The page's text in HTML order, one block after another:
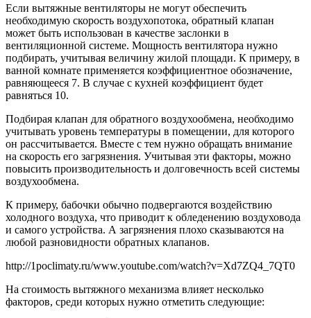
Если вытяжные вентиляторы не могут обеспечить
необходимую скорость воздухопотока, обратный клапан
может быть использован в качестве заслонки в
вентиляционной системе. Мощность вентилятора нужно
подбирать, учитывая величину жилой площади. К примеру, в
ванной комнате применяется коэффициентное обозначение,
равняющееся 7. В случае с кухней коэффициент будет
равняться 10.
Подбирая клапан для обратного воздухообмена, необходимо
учитывать уровень температуры в помещении, для которого
он рассчитывается. Вместе с тем нужно обращать внимание
на скорость его загрязнения. Учитывая эти факторы, можно
повысить производительность и долговечность всей системы
воздухообмена.
К примеру, бабочки обычно подвергаются воздействию
холодного воздуха, что приводит к обледенению воздуховода
и самого устройства. А загрязнения плохо сказываются на
любой разновидности обратных клапанов.
http://1poclimaty.ru/www.youtube.com/watch?v=Xd7ZQ4_7QT0
На стоимость вытяжного механизма влияет несколько
факторов, среди которых нужно отметить следующие: